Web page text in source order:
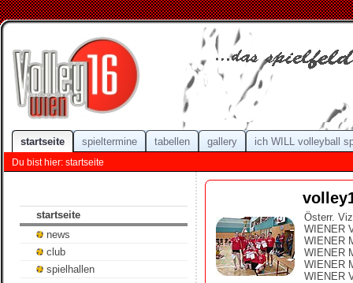
startseite spieltermine tabellen gallery ich WILL volleyball
Du bist hier: startseite
startseite
news
club
spielhallen
Österr.
WIENER
WIENER
WIENER
WIENER
WIENER